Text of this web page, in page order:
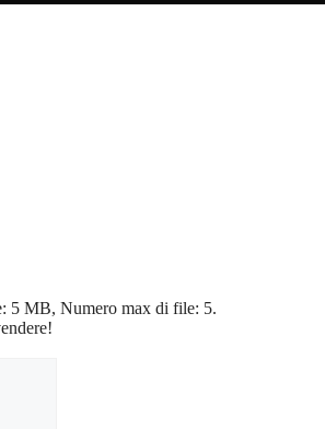
5 MB, Numero max di file: 5.